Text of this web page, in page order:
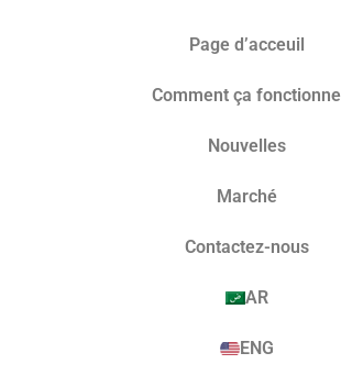
Page d’acceuil
Comment ça fonctionne
Nouvelles
Marché​
Contactez-nous
AR
ENG